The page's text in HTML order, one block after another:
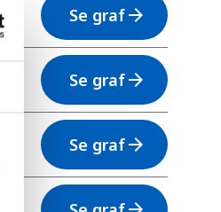
Se grafarrow_forward
Se grafarrow_forward
Se grafarrow_forward